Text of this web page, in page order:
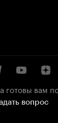
готовы вам
вопрос